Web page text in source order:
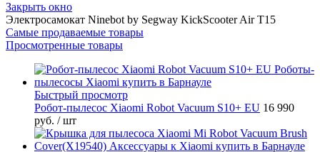
Закрыть окно
Электросамокат Ninebot by Segway KickScooter Air T15
Самые продаваемые товары
Просмотренные товары
Быстрый просмотр
Робот-пылесос Xiaomi Robot Vacuum S10+ EU 16 990
руб. / шт